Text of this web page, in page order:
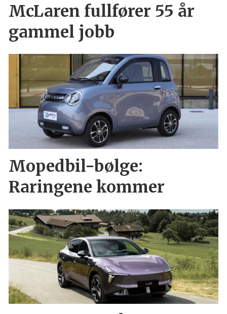
McLaren fullfører 55 år
gammel jobb
Mopedbil-bølge:
Raringene kommer